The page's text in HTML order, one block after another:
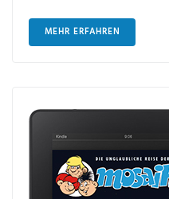
MEHR ERFAHREN